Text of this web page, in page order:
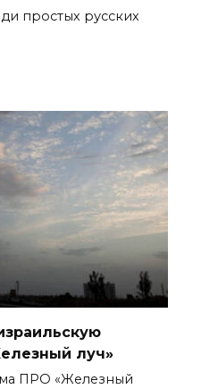
простых русских
луч»
ПРО «Железный